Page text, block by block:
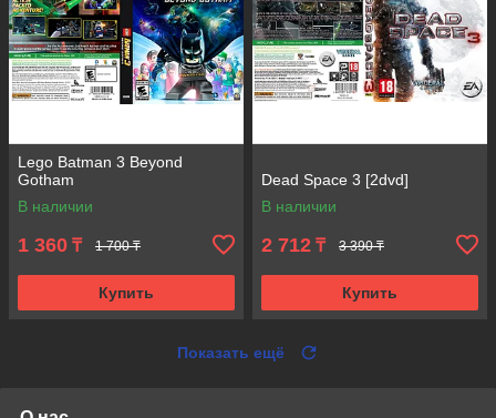
Lego Batman 3 Beyond
Gotham
В наличии
1 360 ₸ 1 700 ₸
Купить
Dead Space 3 [2dvd]
В наличии
2 712 ₸ 3 390 ₸
Купить
Показать ещё